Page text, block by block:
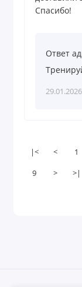
Спасибо!
Ответ
29.01.2026
|< < 1
9 > >|